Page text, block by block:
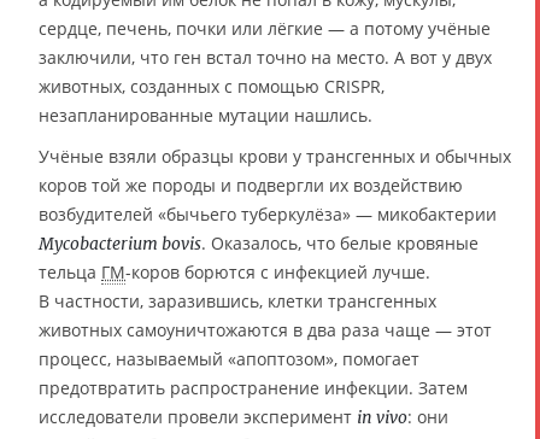
сердце, печень, почки или лёгкие — а потому учёные
заключили, что ген встал точно на место. А вот у двух
животных, созданных с помощью CRISPR,
незапланированные мутации нашлись.
Учёные взяли образцы крови у трансгенных и обычных
коров той же породы и подвергли их воздействию
возбудителей «бычьего туберкулёза» — микобактерии
Mycobacterium bovis. Оказалось, что белые кровяные
тельца ГМ-коров борются с инфекцией лучше.
В частности, заразившись, клетки трансгенных
животных самоуничтожаются в два раза чаще — этот
процесс, называемый «апоптозом», помогает
предотвратить распространение инфекции. Затем
исследователи провели эксперимент in vivo: они